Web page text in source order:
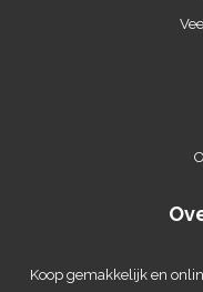
Koop gemakkelijk en